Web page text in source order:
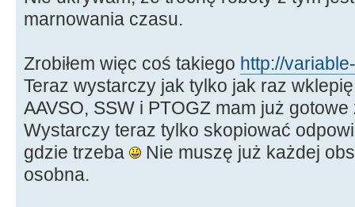
marnowania czasu.
Zrobiłem więc coś takiego http://
Teraz wystarczy jak tylko jak raz
AAVSO, SSW i PTOGZ mam już
Wystarczy teraz tylko skopiować
gdzie trzeba
Nie muszę już każdej
osobna.